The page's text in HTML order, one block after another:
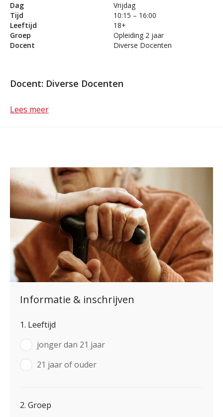
Dag
Vrijdag
Tijd
10:15 – 16:00
Leeftijd
18+
Groep
Opleiding 2 jaar
Docent
Diverse Docenten
Docent: Diverse Docenten
Lees meer
Informatie & inschrijven
1. Leeftijd
jonger dan 21 jaar
21 jaar of ouder
2. Groep